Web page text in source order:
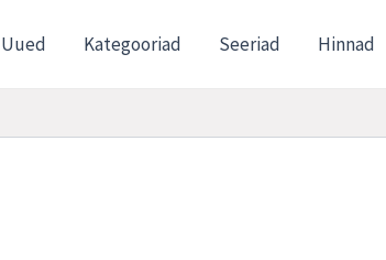
Uued Kategooriad Seeriad Hinnad